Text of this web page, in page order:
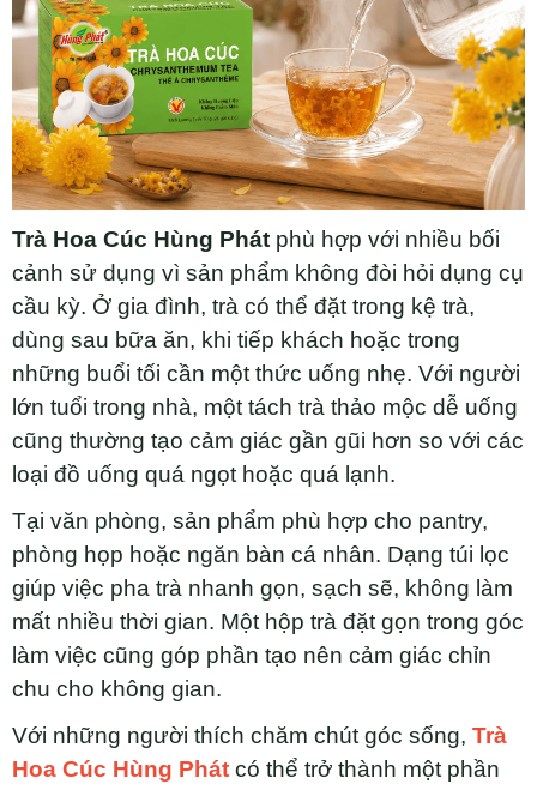
Trà Hoa Cúc Hùng Phát phù hợp với nhiều bối
cảnh sử dụng vì sản phẩm không đòi hỏi dụng cụ
cầu kỳ. Ở gia đình, trà có thể đặt trong kệ trà,
dùng sau bữa ăn, khi tiếp khách hoặc trong
những buổi tối cần một thức uống nhẹ. Với người
lớn tuổi trong nhà, một tách trà thảo mộc dễ uống
cũng thường tạo cảm giác gần gũi hơn so với các
loại đồ uống quá ngọt hoặc quá lạnh.
Tại văn phòng, sản phẩm phù hợp cho pantry,
phòng họp hoặc ngăn bàn cá nhân. Dạng túi lọc
giúp việc pha trà nhanh gọn, sạch sẽ, không làm
mất nhiều thời gian. Một hộp trà đặt gọn trong góc
làm việc cũng góp phần tạo nên cảm giác chỉn
chu cho không gian.
Với những người thích chăm chút góc sống, Trà
Hoa Cúc Hùng Phát có thể trở thành một phần